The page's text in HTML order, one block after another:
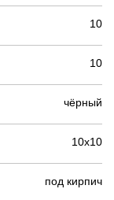
10
10
чёрный
10х10
под кирпич